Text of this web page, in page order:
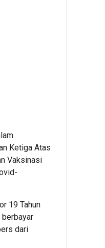
Ketiga Atas
Vaksinasi
19 Tahun
dari